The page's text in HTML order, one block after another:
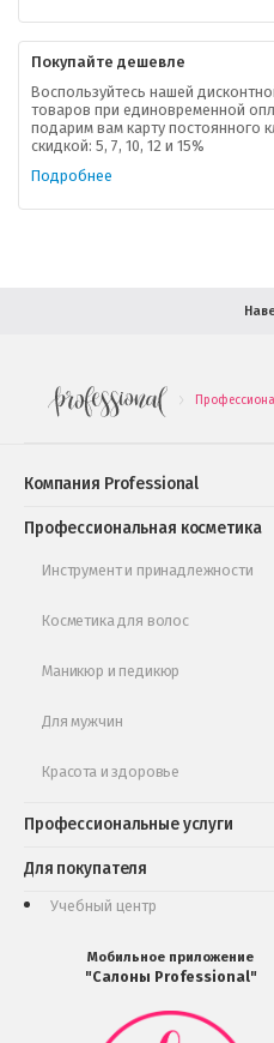
Покупайте дешевле
Воспользуйтесь нашей
товаров при единовременной
подарим вам карту постоянного
скидкой: 5, 7, 10, 12 и 15%
Подробнее
.
Компания Professional
Контактная информация
В помощь покупателю
Форма обратной связи
Профессиональная косметика
Инструмент и принадлежности
Косметика для волос
Маникюр и педикюр
Для мужчин
Красота и здоровье
Профессиональные услуги
Для покупателя
Подарочные наборы
Обучающее видео
Учебный центр
Мобильное приложение
"Салоны Professional"
Мобильное
приложение